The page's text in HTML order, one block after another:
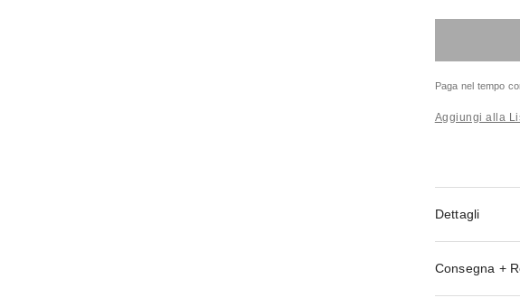
Paga nel tempo
Aggiungi alla
Dettagli
Consegna +